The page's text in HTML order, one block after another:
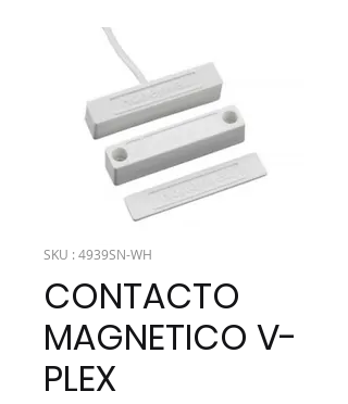
SKU : 4939SN-WH
CONTACTO
MAGNETICO V-
PLEX